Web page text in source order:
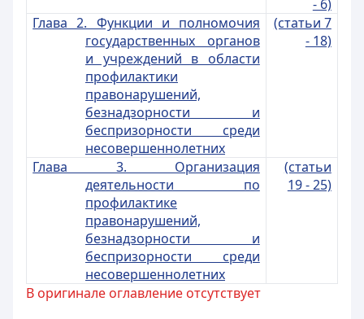
- 6)
Глава 2. Функции и полномочия
государственных органов
и учреждений в области
профилактики
правонарушений,
безнадзорности и
беспризорности среди
несовершеннолетних
(статьи 7
- 18)
Глава 3. Организация
деятельности по
профилактике
правонарушений,
безнадзорности и
беспризорности среди
несовершеннолетних
(статьи
19 - 25)
В оригинале оглавление отсутствует